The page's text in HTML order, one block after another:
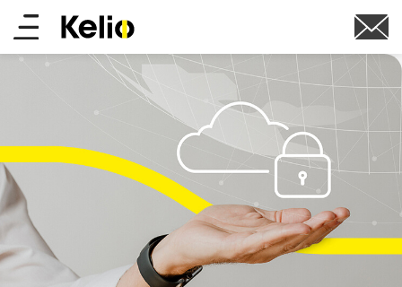
Overslaan
en
naar
Main
menu